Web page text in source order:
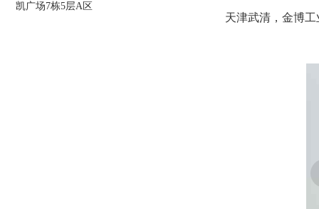
凯广场7栋5层A区
天津武清，金博